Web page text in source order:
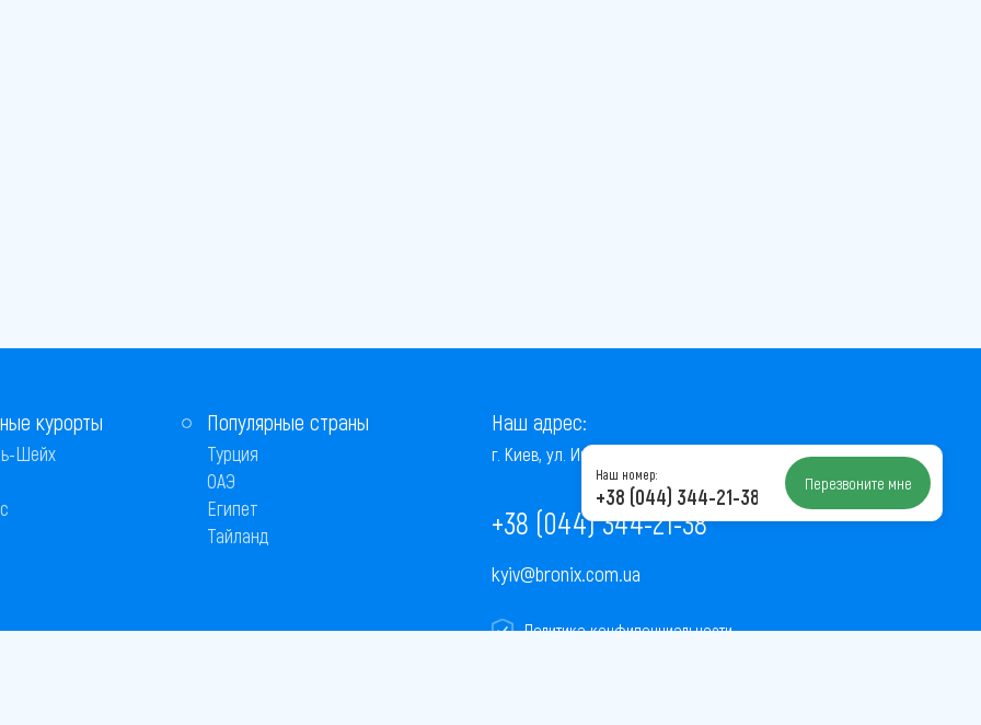
курорты
Шейх
Популярные страны
Турция
ОАЭ
Египет
Тайланд
Наш адрес:
г. Киев, ул. Институтская, 22/7, оф. 41
+38 (044) 344-21-38
kyiv@bronix.com.ua
Политика конфиденциальности
Наш номер:
+38 (044) 344-21-38 Перезвоните мне